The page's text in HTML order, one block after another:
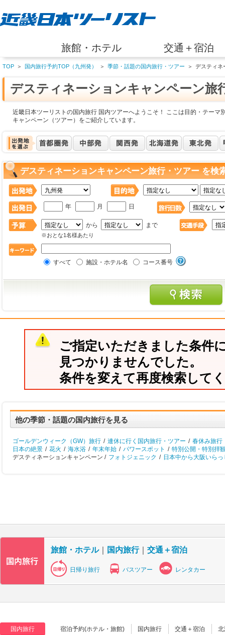
旅館・ホテル 交通＋宿泊
TOP ＞ 国内旅行予約TOP（九州発） ＞ 季節・話題の国内旅行・ツアー ＞ デスティネ
デスティネーションキャンペーン旅
近畿日本ツーリストの国内旅行 国内ツアーへようこそ！ ここは目的・テーマ
キャンペーン（ツアー）をご紹介しています。
デスティネーションキャンペーン旅行・ツアー を検
年 月 日
から まで
※おとな1名様あたり
すべて 施設・ホテル名 コース番号
ご指定いただきました条件
見つかりませんでした。
条件を変えて再度検索して
他の季節・話題の国内旅行を見る
ゴールデンウィーク（GW）旅行 / 連休に行く国内旅行・ツアー / 春休み旅行
日本の絶景 / 花火 / 海水浴 / 年末年始 / パワースポット / 特別公開・特別拝
デスティネーションキャンペーン / フォトジェニック / 日本中から大阪いら
旅館・ホテル｜ 国内旅行｜ 交通＋宿泊
日帰り旅行 バスツアー レンタカー
国内旅行 宿泊予約(ホテル・旅館) 国内旅行 交通＋宿泊